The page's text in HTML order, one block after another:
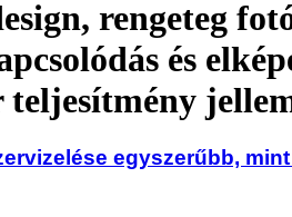
rengeteg
és
egyszerűbb,